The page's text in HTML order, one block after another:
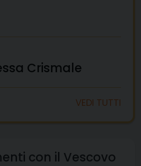
Crismale
VEDI TUTTI
con il Vescovo